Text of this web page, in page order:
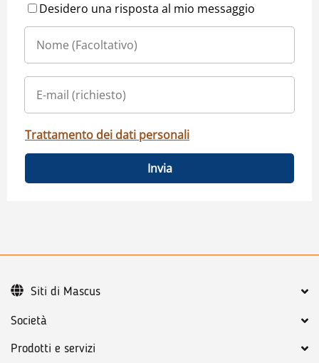
Desidero una risposta al mio messaggio
Trattamento dei dati personali
Invia
Società
Prodotti e servizi
Siti di Mascus